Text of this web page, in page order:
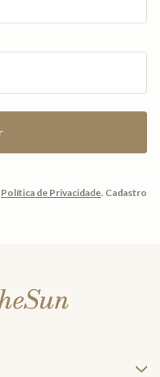
Política de Privacidade. Cadastro
+